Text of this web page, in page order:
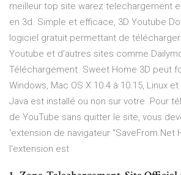
meilleur top site warez telechargement
en 3d. Simple et efficace, 3D Youtube
logiciel gratuit permettant de
Youtube et d'autres sites comme
Téléchargement. Sweet Home 3D peut
Windows, Mac OS X 10.4 à 10.15, Linux
Java est installé ou non sur votre Pour
de YouTube sans quitter le site, vous
'extension de navigateur "SaveFrom.Net
l'extension est